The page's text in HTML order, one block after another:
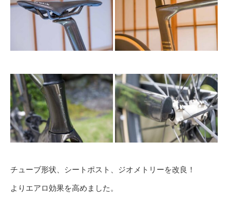
チューブ形状、シートポスト、ジオメトリーを改良！
よりエアロ効果を高めました。